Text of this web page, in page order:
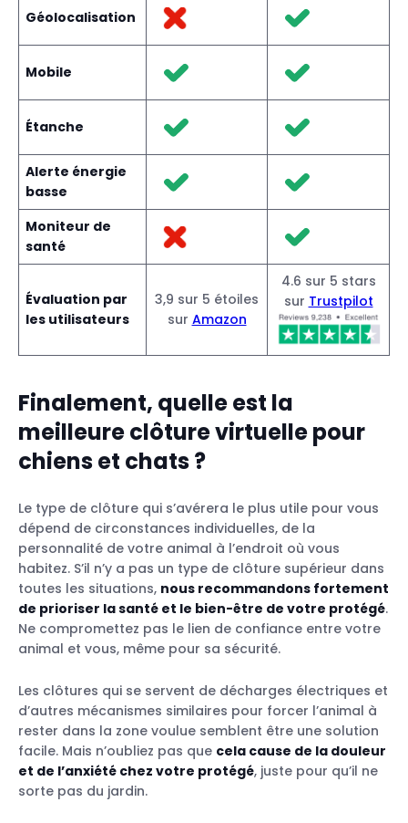
Géolocalisation
Mobile
Étanche
Alerte énergie
basse
Moniteur de
santé
Évaluation par
les utilisateurs
3,9 sur 5 étoiles
sur Amazon
4.6 sur 5 stars
sur Trustpilot
Finalement, quelle est la
meilleure clôture virtuelle pour
chiens et chats ?
Le type de clôture qui s’avérera le plus utile pour vous
dépend de circonstances individuelles, de la
personnalité de votre animal à l’endroit où vous
habitez. S’il n’y a pas un type de clôture supérieur dans
toutes les situations, nous recommandons fortement
de prioriser la santé et le bien-être de votre protégé.
Ne compromettez pas le lien de confiance entre votre
animal et vous, même pour sa sécurité.
Les clôtures qui se servent de décharges électriques et
d’autres mécanismes similaires pour forcer l’animal à
rester dans la zone voulue semblent être une solution
facile. Mais n’oubliez pas que cela cause de la douleur
et de l’anxiété chez votre protégé, juste pour qu’il ne
sorte pas du jardin.